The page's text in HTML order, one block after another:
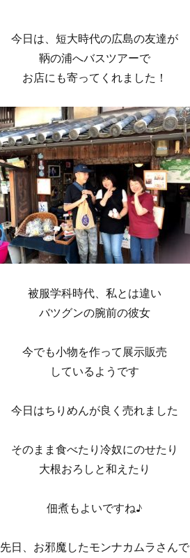
今日は、短大時代の広島の友達が
鞆の浦へバスツアーで
お店にも寄ってくれました！
被服学科時代、私とは違い
バツグンの腕前の彼女
今でも小物を作って展示販売
しているようです
今日はちりめんが良く売れました
そのまま食べたり冷奴にのせたり
大根おろしと和えたり
佃煮もよいですね♪
先日、お邪魔したモンナカムラさんで